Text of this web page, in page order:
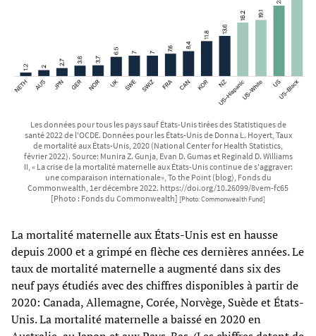
Les données pour tous les pays sauf États-Unis tirées des Statistiques de
santé 2022 de l'OCDE. Données pour les États-Unis de Donna L. Hoyert, Taux
de mortalité aux États-Unis, 2020 (National Center for Health Statistics,
février 2022). Source: Munira Z. Gunja, Evan D. Gumas et Reginald D. Williams
II, « La crise de la mortalité maternelle aux États-Unis continue de s'aggraver:
une comparaison internationale», To the Point (blog), Fonds du
Commonwealth, 1er décembre 2022. https://doi.org/10.26099/8vem-fc65
[Photo : Fonds du Commonwealth] [Photo: Commonwealth Fund]
La mortalité maternelle aux États-Unis est en hausse
depuis 2000 et a grimpé en flèche ces dernières années. Le
taux de mortalité maternelle a augmenté dans six des
neuf pays étudiés avec des chiffres disponibles à partir de
2020: Canada, Allemagne, Corée, Norvège, Suède et États-
Unis. La mortalité maternelle a baissé en 2020 en